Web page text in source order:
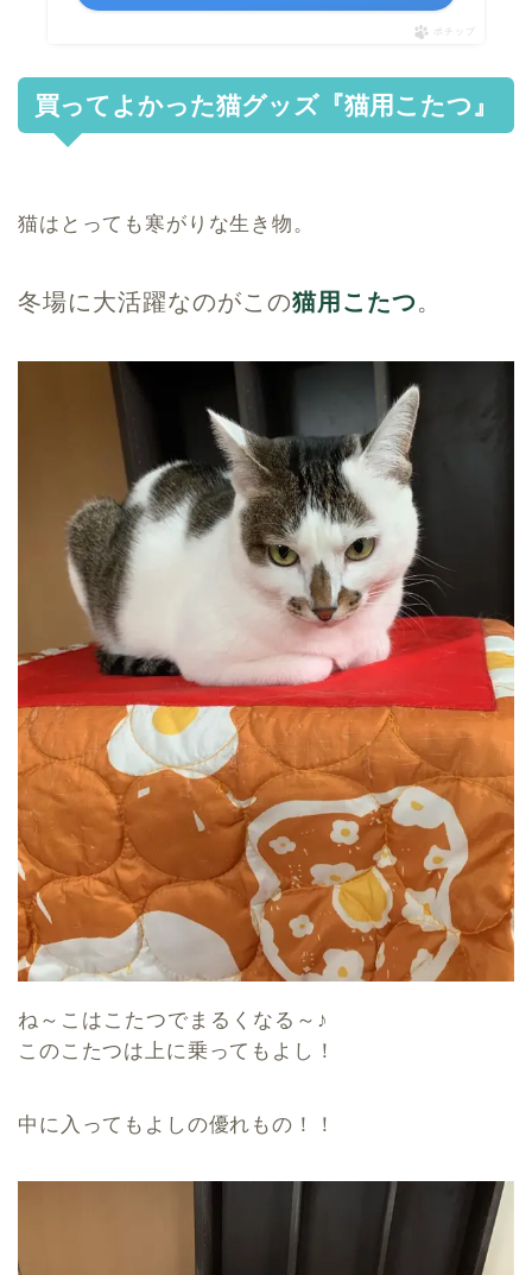
ポチップ
買ってよかった猫グッズ『猫用こたつ』
猫はとっても寒がりな生き物。
冬場に大活躍なのがこの猫用こたつ。
ね～こはこたつでまるくなる～♪
このこたつは上に乗ってもよし！
中に入ってもよしの優れもの！！